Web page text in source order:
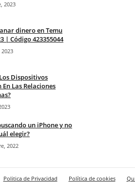
2023
dinero en Temu
| Código 423355044
Dispositivos
En Las Relaciones
un iPhone y no
elegir?
2022
Politica de Privacidad Política de cookies